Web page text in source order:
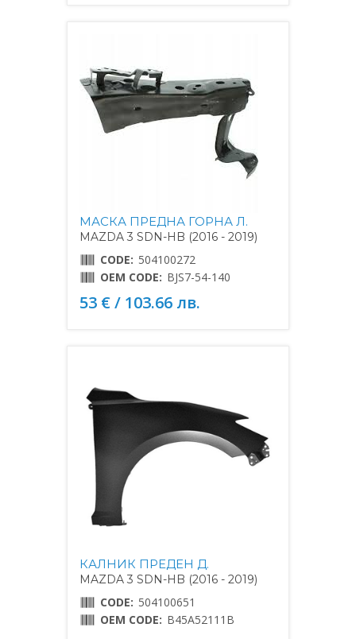
МАСКА ПРЕДНА ГОРНА Л.
MAZDA 3 SDN-HB (2016 - 2019)
CODE: 504100272
OEM CODE: BJS7-54-140
53 € / 103.66 лв.
КАЛНИК ПРЕДЕН Д.
MAZDA 3 SDN-HB (2016 - 2019)
CODE: 504100651
OEM CODE: B45A52111B